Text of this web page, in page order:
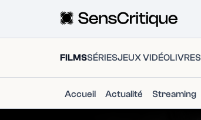
FILMSSÉRIESJEUX VIDÉOLIVRES
Accueil Actualité Streaming